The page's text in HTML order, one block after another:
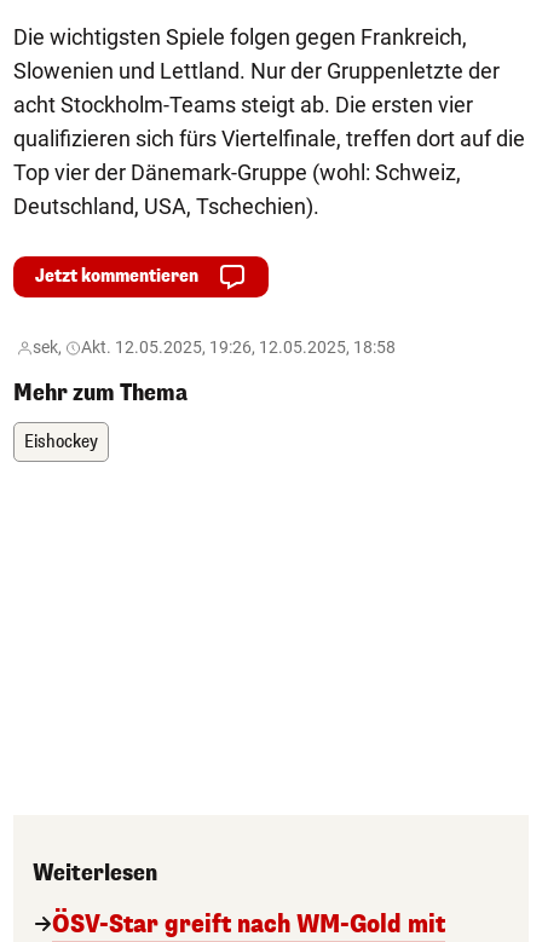
Die wichtigsten Spiele folgen gegen Frankreich,
Slowenien und Lettland. Nur der Gruppenletzte der
acht Stockholm-Teams steigt ab. Die ersten vier
qualifizieren sich fürs Viertelfinale, treffen dort auf die
Top vier der Dänemark-Gruppe (wohl: Schweiz,
Deutschland, USA, Tschechien).
Jetzt kommentieren
sek, Akt. 12.05.2025, 19:26, 12.05.2025, 18:58
Mehr zum Thema
Eishockey
Weiterlesen
ÖSV-Star greift nach WM-Gold mit